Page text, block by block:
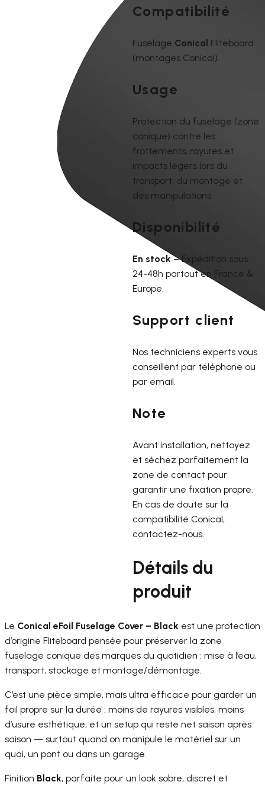
Compatibilité
Fuselage Conical Fliteboard
(montages Conical).
Usage
Protection du fuselage (zone
conique) contre les
frottements, rayures et
impacts légers lors du
transport, du montage et
des manipulations.
Disponibilité
En stock– Expédition sous
24-48h partout en France &
Europe.
Support client
Nos techniciens experts vous
conseillent par téléphone ou
par email.
Note
Avant installation, nettoyez
et séchez parfaitement la
zone de contact pour
garantir une fixation propre.
En cas de doute sur la
compatibilité Conical,
contactez-nous.
Détails du
produit
Le Conical eFoil Fuselage Cover – Black est une protection
d’origine Fliteboard pensée pour préserver la zone
fuselage conique des marques du quotidien : mise à l’eau,
transport, stockage et montage/démontage.
C’est une pièce simple, mais ultra efficace pour garder un
foil propre sur la durée : moins de rayures visibles, moins
d’usure esthétique, et un setup qui reste net saison après
saison — surtout quand on manipule le matériel sur un
quai, un pont ou dans un garage.
Finition Black, parfaite pour un look sobre, discret et